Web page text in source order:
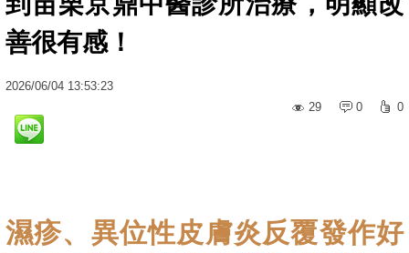
善很有感！
2026/06/04 13:53:23
29
0 0
濕疹、異位性皮膚炎反覆發作好